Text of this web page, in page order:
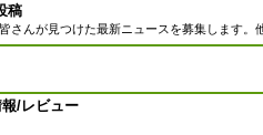
稿
さんが見つけた最新ニュースを募集します。
/レビュー